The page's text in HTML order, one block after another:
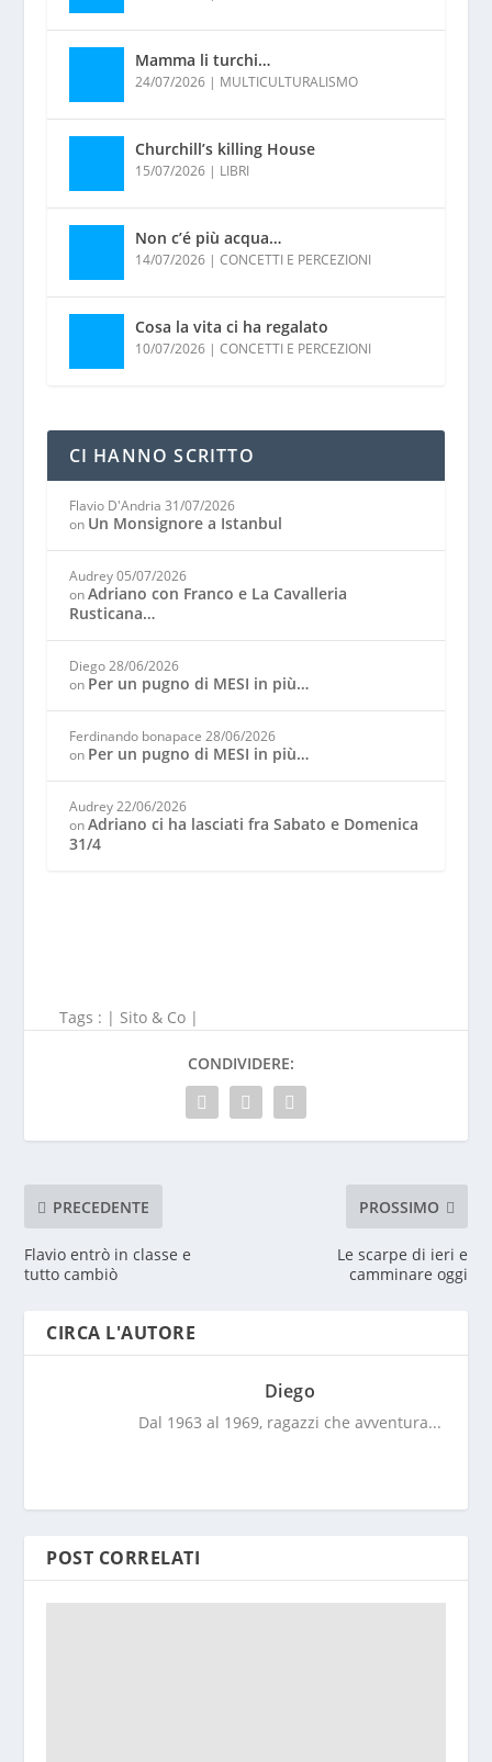
Mamma li turchi…
24/07/2026| MULTICULTURALISMO
Churchill’s killing House
15/07/2026| LIBRI
Non c’é più acqua…
14/07/2026| CONCETTI E PERCEZIONI
Cosa la vita ci ha regalato
10/07/2026| CONCETTI E PERCEZIONI
CI HANNO SCRITTO
Flavio D'Andria 31/07/2026
on Un Monsignore a Istanbul
Audrey 05/07/2026
onAdriano con Franco e La Cavalleria
Rusticana…
Diego 28/06/2026
on Per un pugno di MESI in più…
Ferdinando bonapace 28/06/2026
on Per un pugno di MESI in più…
Audrey 22/06/2026
onAdriano ci ha lasciati fra Sabato e Domenica
31/4
Tags : | Sito & Co |
CONDIVIDERE:
PRECEDENTE
Flavio entrò in classe e
tutto cambiò
PROSSIMO
Le scarpe di ieri e
camminare oggi
CIRCA L'AUTORE
Diego
Dal 1963 al 1969, ragazzi che avventura...
POST CORRELATI